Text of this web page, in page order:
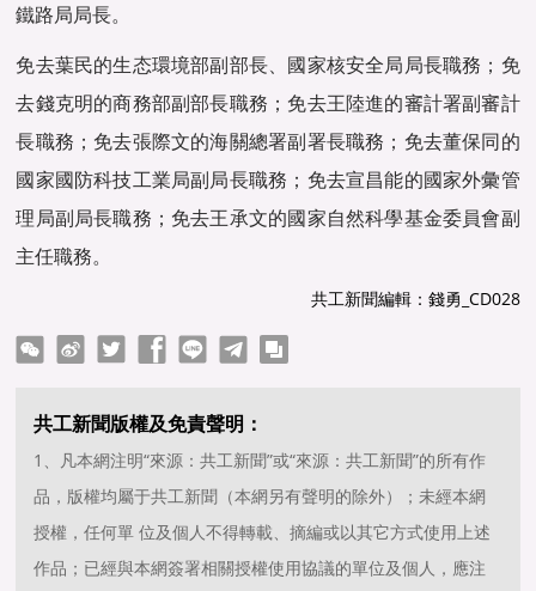
鐵路局局長。
免去葉民的生态環境部副部長、國家核安全局局長職務；免
去錢克明的商務部副部長職務；免去王陸進的審計署副審計
長職務；免去張際文的海關總署副署長職務；免去董保同的
國家國防科技工業局副局長職務；免去宣昌能的國家外彙管
理局副局長職務；免去王承文的國家自然科學基金委員會副
主任職務。
共工新聞編輯：錢勇_CD028
linetelegram copy
共工新聞版權及免責聲明：
1、凡本網注明“來源：共工新聞”或“來源：共工新聞”的所有作
品，版權均屬于共工新聞（本網另有聲明的除外）；未經本網
授權，任何單 位及個人不得轉載、摘編或以其它方式使用上述
作品；已經與本網簽署相關授權使用協議的單位及個人，應注